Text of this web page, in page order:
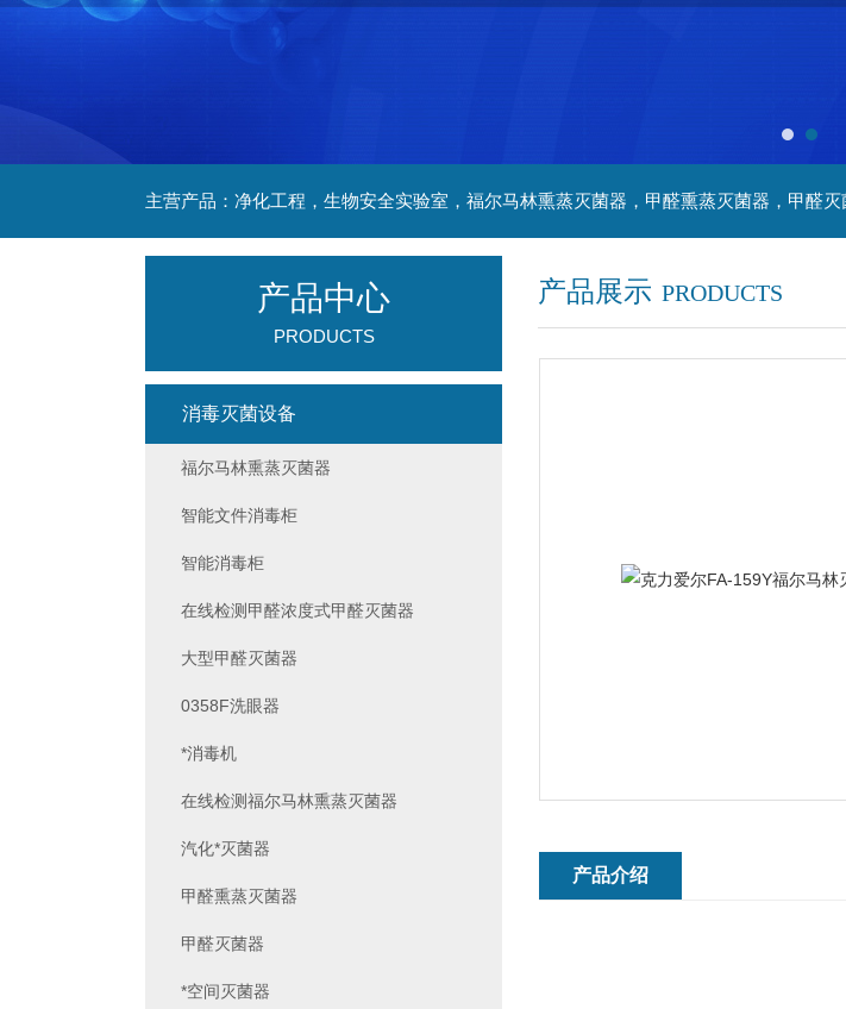
产品展示 PRODUCTS
产品介绍
产品中心
PRODUCTS
消毒灭菌设备
福尔马林熏蒸灭菌器
智能文件消毒柜
智能消毒柜
在线检测甲醛浓度式甲醛灭菌器
大型甲醛灭菌器
0358F洗眼器
*消毒机
在线检测福尔马林熏蒸灭菌器
汽化*灭菌器
甲醛熏蒸灭菌器
甲醛灭菌器
*空间灭菌器